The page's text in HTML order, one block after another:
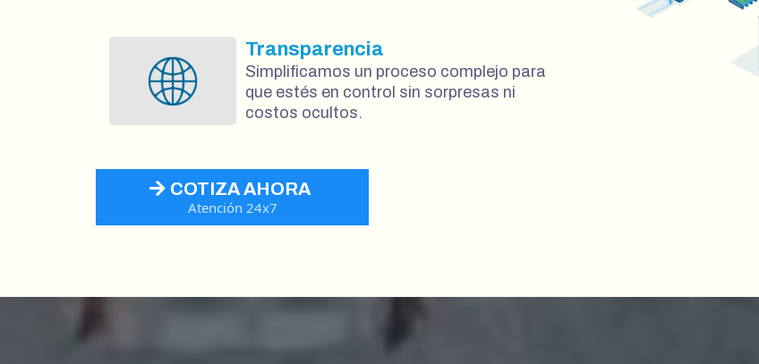
Transparencia
Simplificamos un proceso complejo para
que estés en control sin sorpresas ni
costos ocultos.
COTIZA AHORA
Atención 24x7